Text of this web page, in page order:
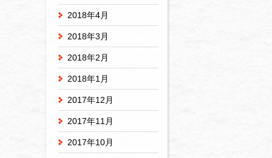
2018年4月
2018年3月
2018年2月
2018年1月
2017年12月
2017年11月
2017年10月